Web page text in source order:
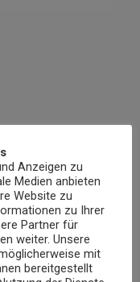
Anzeigen zu
Medien anbieten
Website zu
zu Ihrer
Partner für
weiter. Unsere
mit
bereitgestellt